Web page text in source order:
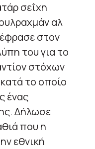
σεΐχη
αλ
στον
του για το
στόχων
το οποίο
ένας
Δήλωσε
που η
εθνική